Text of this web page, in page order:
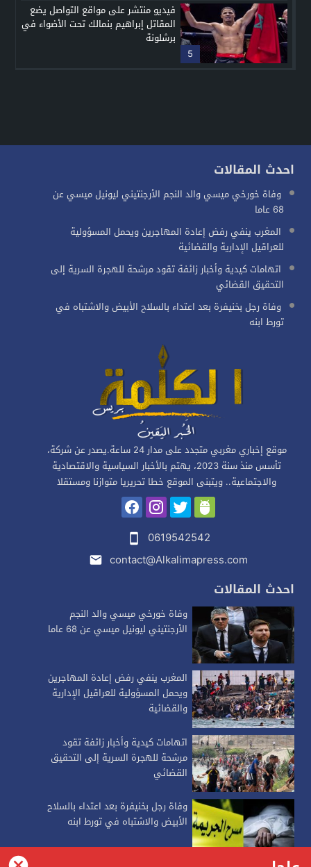
5
فيديو منتشر على مواقع التواصل يضع
المقاتل إبراهيم بنمالك تحت الأضواء في
برشلونة
احدث المقالات
وفاة خورخي ميسي والد النجم الأرجنتيني ليونيل ميسي عن
68 عاما
المغرب ينفي رفض إعادة المهاجرين ويحمل المسؤولية
للعراقيل الإدارية والقضائية
اتهامات كيدية وأخبار زائفة تقود مرشحة للهجرة السرية إلى
التحقيق القضائي
وفاة رجل بخنيفرة بعد اعتداء بالسلاح الأبيض والاشتباه في
تورط ابنه
موقع إخباري مغربي متجدد على مدار 24 ساعة.يصدر عن شركة،
تأسس منذ سنة 2023، يهتم بالأخبار السياسية والاقتصادية
والاجتماعية.. ويتبنى الموقع خطا تحريريا متوازنا ومستقلا
0619542542
contact@Alkalimapress.com
احدث المقالات
وفاة خورخي ميسي والد النجم
الأرجنتيني ليونيل ميسي عن 68 عاما
المغرب ينفي رفض إعادة المهاجرين
ويحمل المسؤولية للعراقيل الإدارية
والقضائية
اتهامات كيدية وأخبار زائفة تقود
مرشحة للهجرة السرية إلى التحقيق
القضائي
وفاة رجل بخنيفرة بعد اعتداء بالسلاح
الأبيض والاشتباه في تورط ابنه